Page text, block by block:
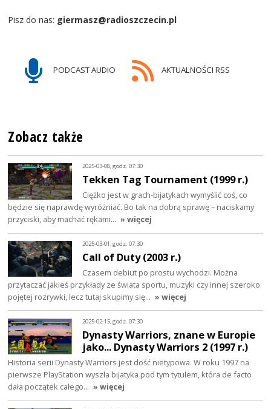
Pisz do nas: giermasz@radioszczecin.pl
PODCAST AUDIO AKTUALNOŚCI RSS
Zobacz także
2025-03-08, godz. 07:30
Tekken Tag Tournament (1999 r.)
Ciężko jest w grach-bijatykach wymyślić coś, co
będzie się naprawdę wyróżniać. Bo tak na dobrą sprawę – naciskamy
przyciski, aby machać rękami… » więcej
2025-03-01, godz. 07:30
Call of Duty (2003 r.)
Czasem debiut po prostu wychodzi. Można
przytaczać jakieś przykłady ze świata sportu, muzyki czy innej szeroko
pojętej rozrywki, lecz tutaj skupimy się… » więcej
2025-02-15, godz. 07:30
Dynasty Warriors, znane w Europie
jako... Dynasty Warriors 2 (1997 r.)
Historia serii Dynasty Warriors jest dość nietypowa. W roku 1997 na
pierwsze PlayStation wyszła bijatyka pod tym tytułem, która de facto
dała początek całego… » więcej